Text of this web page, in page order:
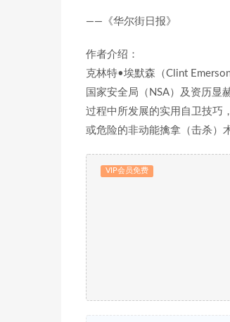
——《华尔街日报》
作者介绍：
克林特•埃默森（Clint
国家安全局（NSA）及资历显
过程中所发展的实用自卫技巧
或危险的非动能擒拿（击杀）
VIP会员免费